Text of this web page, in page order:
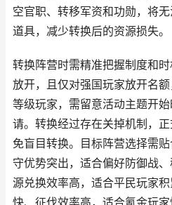
空官职、转移军资和功勋，将
道具，减少转换后的资源损失。
转换阵营时需精准把握制度和
放开，且仅对强国玩家放开名
等级玩家，需留意活动主题开
请。转换经过存在关掉机制，
免盲目转换。目标阵营选择需
守优势突出，适合偏好防御战
源兑换效率高，适合平民玩家